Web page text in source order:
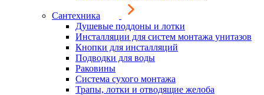
Сантехника
Душевые поддоны и лотки
Инсталляции для систем монтажа унитазов
Кнопки для инсталляций
Подводки для воды
Раковины
Система сухого монтажа
Трапы, лотки и отводящие желоба